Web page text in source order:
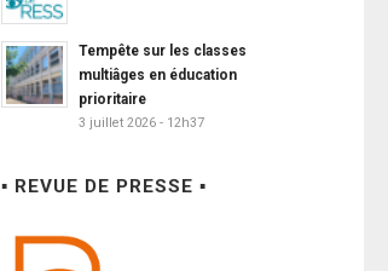
Tempête sur les classes
multiâges en éducation
prioritaire
3 juillet 2026 - 12h37
▪ REVUE DE PRESSE ▪